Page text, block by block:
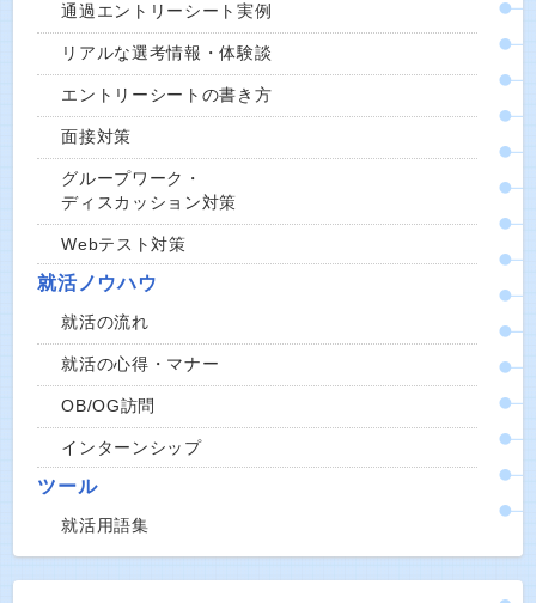
通過エントリーシート実例
リアルな選考情報・体験談
エントリーシートの書き方
面接対策
グループワーク・
ディスカッション対策
Webテスト対策
就活ノウハウ
就活の流れ
就活の心得・マナー
OB/OG訪問
インターンシップ
ツール
就活用語集